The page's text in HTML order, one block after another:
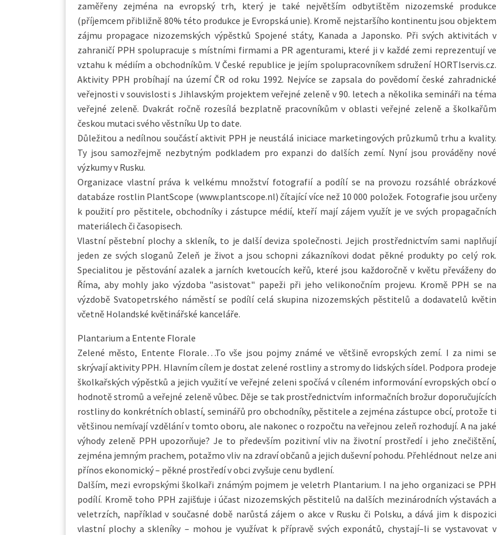
zaměřeny zejména na evropský trh, který je také největším odbytištěm nizozemské produkce
(příjemcem přibližně 80% této produkce je Evropská unie). Kromě nejstaršího kontinentu jsou objektem
zájmu propagace nizozemských výpěstků Spojené státy, Kanada a Japonsko. Při svých aktivitách v
zahraničí PPH spolupracuje s místními firmami a PR agenturami, které ji v každé zemi reprezentují ve
vztahu k médiím a obchodníkům. V České republice je jejím spolupracovníkem sdružení HORTIservis.cz.
Aktivity PPH probíhají na území ČR od roku 1992. Nejvíce se zapsala do povědomí české zahradnické
veřejnosti v souvislosti s Jihlavským projektem veřejné zeleně v 90. letech a několika semináři na téma
veřejné zeleně. Dvakrát ročně rozesílá bezplatně pracovníkům v oblasti veřejné zeleně a školkařům
českou mutaci svého věstníku Up to date.
Důležitou a nedílnou součástí aktivit PPH je neustálá iniciace marketingových průzkumů trhu a kvality.
Ty jsou samozřejmě nezbytným podkladem pro expanzi do dalších zemí. Nyní jsou prováděny nové
výzkumy v Rusku.
Organizace vlastní práva k velkému množství fotografií a podílí se na provozu rozsáhlé obrázkové
databáze rostlin PlantScope (www.plantscope.nl) čítající více než 10 000 položek. Fotografie jsou určeny
k použití pro pěstitele, obchodníky i zástupce médií, kteří mají zájem využít je ve svých propagačních
materiálech či časopisech.
Vlastní pěstební plochy a skleník, to je další deviza společnosti. Jejich prostřednictvím sami naplňují
jeden ze svých sloganů Zeleň je život a jsou schopni zákazníkovi dodat pěkné produkty po celý rok.
Specialitou je pěstování azalek a jarních kvetoucích keřů, které jsou každoročně v květu převáženy do
Říma, aby mohly jako výzdoba "asistovat" papeži při jeho velikonočním projevu. Kromě PPH se na
výzdobě Svatopetrského náměstí se podílí celá skupina nizozemských pěstitelů a dodavatelů květin
včetně Holandské květinářské kanceláře.
Plantarium a Entente Florale
Zelené město, Entente Florale…To vše jsou pojmy známé ve většině evropských zemí. I za nimi se
skrývají aktivity PPH. Hlavním cílem je dostat zelené rostliny a stromy do lidských sídel. Podpora prodeje
školkařských výpěstků a jejich využití ve veřejné zeleni spočívá v cíleném informování evropských obcí o
hodnotě stromů a veřejné zeleně vůbec. Děje se tak prostřednictvím informačních brožur doporučujících
rostliny do konkrétních oblastí, seminářů pro obchodníky, pěstitele a zejména zástupce obcí, protože ti
většinou nemívají vzdělání v tomto oboru, ale nakonec o rozpočtu na veřejnou zeleň rozhodují. A na jaké
výhody zeleně PPH upozorňuje? Je to především pozitivní vliv na životní prostředí i jeho znečištění,
zejména jemným prachem, potažmo vliv na zdraví občanů a jejich duševní pohodu. Přehlédnout nelze ani
přínos ekonomický – pěkné prostředí v obci zvyšuje cenu bydlení.
Dalším, mezi evropskými školkaři známým pojmem je veletrh Plantarium. I na jeho organizaci se PPH
podílí. Kromě toho PPH zajišťuje i účast nizozemských pěstitelů na dalších mezinárodních výstavách a
veletrzích, například v současné době narůstá zájem o akce v Rusku či Polsku, a dává jim k dispozici
vlastní plochy a skleníky – mohou je využívat k přípravě svých exponátů, chystají–li se vystavovat v